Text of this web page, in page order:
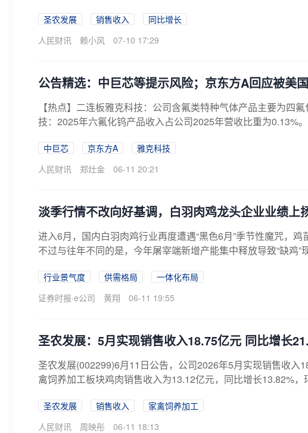
圣农发展 销售收入
同比增长
人民财讯
赖小风 07-10 17:29
公告精选：中巨芯等提示风险；京东方A回应被美
【热点】二连板雅克科技：公司含氟类特种气体产品主要为四
技：2025年六氟化钨产品收入占公司2025年营收比重为0.13%
中巨芯 京东方A
雅克科技
人民财讯
郑灶金 06-11 20:21
淡季行情不改向好基调，白羽肉鸡龙头企业业绩上
进入6月，国内白羽肉鸡行业再度遭遇“黑色6月”季节性魔咒，鸡
不过与往年不同的是，今年屠宰端新增产能集中释放导致“缺鸡”
行业景气度 供需格局
一体化布局
证券时报·e公司
黄翔 06-11 19:55
圣农发展：5月实现销售收入18.75亿元 同比增长
圣农发展(002299)6月11日公告，公司2026年5月实现销售收入
禽饲养加工板块鸡肉销售收入为13.12亿元，同比增长13.82%，
圣农发展 销售收入
家禽饲养加工
人民财讯
周映彤 06-11 18:13